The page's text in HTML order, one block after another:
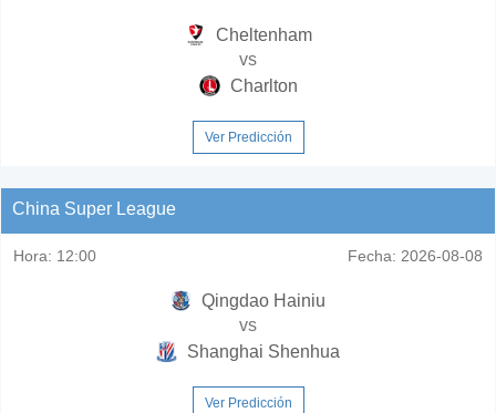
Cheltenham
vs
Charlton
Ver Predicción
China Super League
Hora: 12:00 Fecha: 2026-08-08
Qingdao Hainiu
vs
Shanghai Shenhua
Ver Predicción